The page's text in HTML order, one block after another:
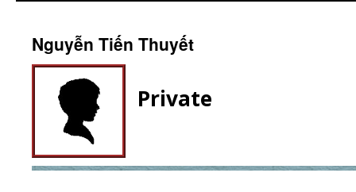
Nguyễn Tiến Thuyết
Private